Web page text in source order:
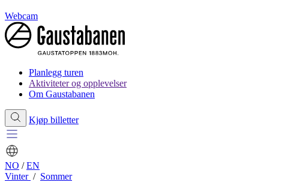
Webcam
Planlegg turen
Aktiviteter og opplevelser
Om Gaustabanen
Kjøp billetter
NO / EN
Vinter / Sommer